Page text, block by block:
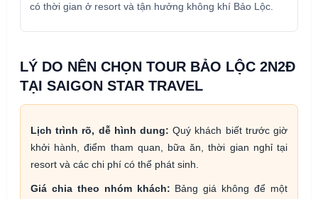
có thời gian ở resort và tận hưởng không khí Bảo Lộc.
LÝ DO NÊN CHỌN TOUR BẢO LỘC 2N2Đ
TẠI SAIGON STAR TRAVEL
Lịch trình rõ, dễ hình dung: Quý khách biết trước giờ
khởi hành, điểm tham quan, bữa ăn, thời gian nghỉ tại
resort và các chi phí có thể phát sinh.
Giá chia theo nhóm khách: Bảng giá không để một